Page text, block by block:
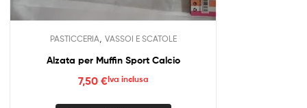
PASTICCERIA VASSOI E SCATOLE
Alzata per Muffin Sport Calcio
7,50 €Iva inclusa